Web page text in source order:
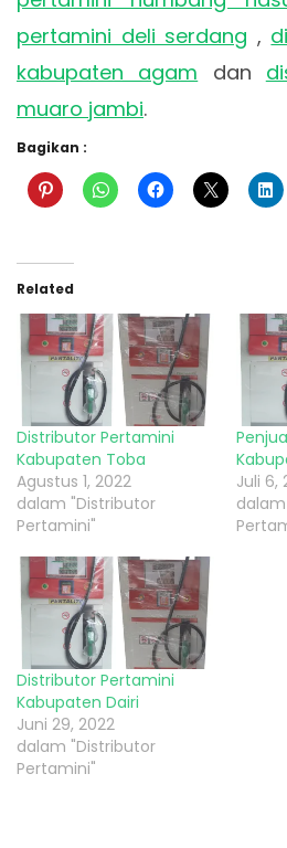
pertamini deli serdang ,
kabupaten agam dan
muaro jambi.
Bagikan :
Related
Distributor Pertamini
Kabupaten Toba
Agustus 1, 2022
dalam "Distributor
Pertamini"
Juli 6,
Distributor Pertamini
Kabupaten Dairi
Juni 29, 2022
dalam "Distributor
Pertamini"